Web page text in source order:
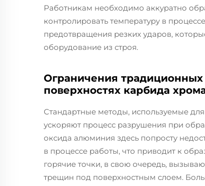
Работникам необходимо аккуратно
контролировать температуру в
предотвращения резких ударов,
оборудование из строя.
Ограничения
поверхностях карбида
Стандартные методы, используемые
ускоряют процесс разрушения при
оксида алюминия здесь попросту
в процессе работы, что приводит к
горячие точки, в свою очередь,
трещин под поверхностным слоем.